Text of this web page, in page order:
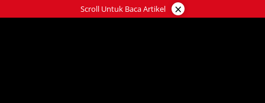
ke
Scroll Untuk Baca Artikel ×